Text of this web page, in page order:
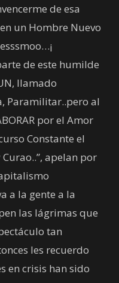
de esa
un Hombre Nuevo
de este humilde
llamado
Paramilitar..pero al
por el Amor
Constante el
apelan por
a la gente a la
las lágrimas que
tan
les recuerdo
en crisis han sido